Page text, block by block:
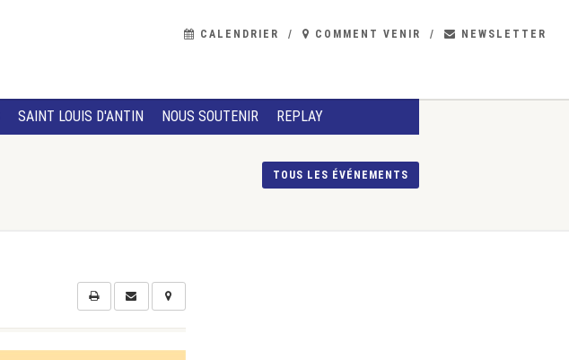
CALENDRIER COMMENT VENIR NEWSLETTER
SAINT LOUIS D'ANTIN NOUS SOUTENIR REPLAY
TOUS LES ÉVÉNEMENTS